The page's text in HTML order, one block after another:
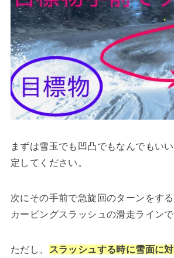
まずは雪玉でも凹凸でもなんでもい
定してください。
次にその手前で急旋回のターンをす
カービングスラッシュの滑走ラインで
ただし、 スラッシュする時に雪面に